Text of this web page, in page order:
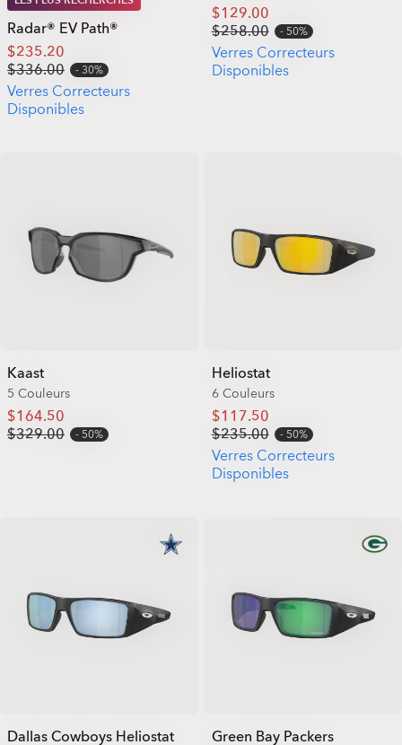
Radar® EV Path®
$235.20
$336.00
30%
Verres Correcteurs
Disponibles
$129.00
$258.00
50%
Verres Correcteurs
Disponibles
Kaast
5 Couleurs
$164.50
$329.00
50%
Heliostat
6 Couleurs
$117.50
$235.00
50%
Verres Correcteurs
Disponibles
Dallas Cowboys Heliostat
Green Bay Packers